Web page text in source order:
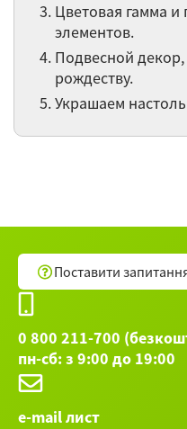
Оформление
растениями
Остальные 67
Цветовая гамма
элементов.
Подвесной
рождеству.
Украшаем
Поставити
0 800 211-700
пн-сб: з 9:00 до 19:00
e-mail лист